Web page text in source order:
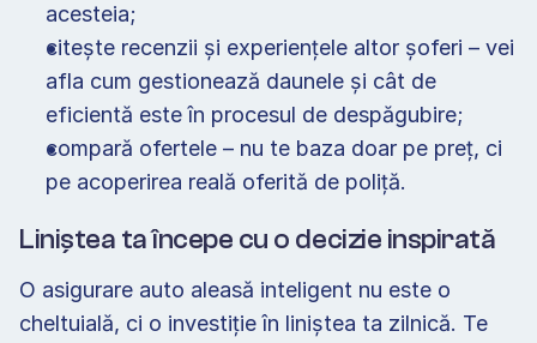
acesteia;
citește recenzii și experiențele altor șoferi – vei
afla cum gestionează daunele și cât de
eficientă este în procesul de despăgubire;
compară ofertele – nu te baza doar pe preț, ci
pe acoperirea reală oferită de poliță.
Liniștea ta începe cu o decizie inspirată
O asigurare auto aleasă inteligent nu este o
cheltuială, ci o investiție în liniștea ta zilnică. Te